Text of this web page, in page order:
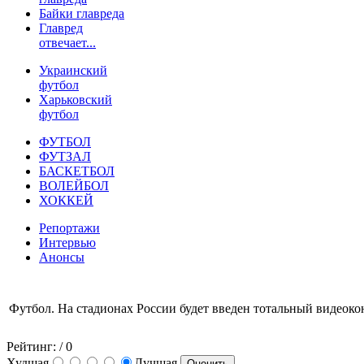
Байки главреда
Главред
отвечает...
Украинский
футбол
Харьковский
футбол
ФУТБОЛ
ФУТЗАЛ
БАСКЕТБОЛ
ВОЛЕЙБОЛ
ХОККЕЙ
Репортажи
Интервью
Анонсы
Футбол. На стадионах России будет введен тотальный
Рейтинг: / 0